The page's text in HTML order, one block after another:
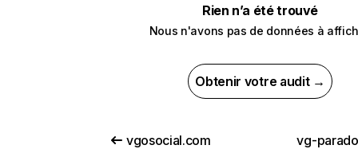
Rien n’a été trouvé
Nous n'avons pas de données à
Obtenir votre audit →
vgosocial.com vg-